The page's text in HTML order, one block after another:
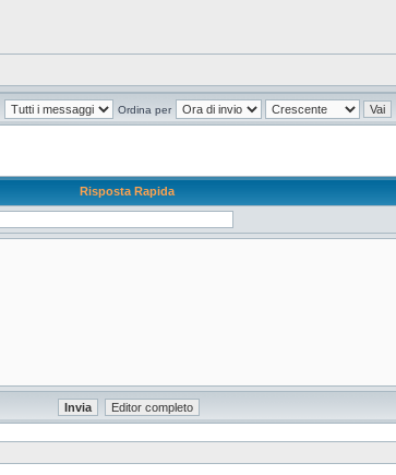
Ordina per
Risposta Rapida